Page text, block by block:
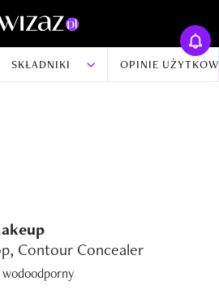
SKŁADNIKI OPINIE
Contour Concealer